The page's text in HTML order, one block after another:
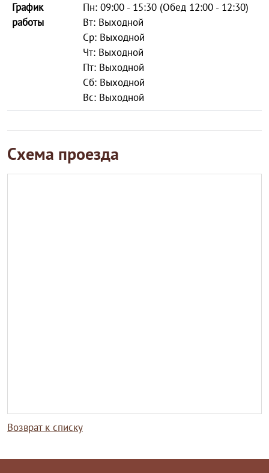
График
работы
Пн: 09:00 - 15:30 (Обед 12:00 - 12:30)
Вт: Выходной
Ср: Выходной
Чт: Выходной
Пт: Выходной
Сб: Выходной
Вс: Выходной
Схема проезда
Возврат к списку